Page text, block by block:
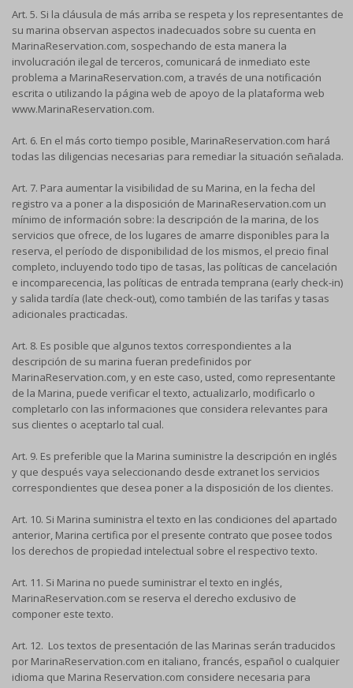
Art. 5. Si la cláusula de más arriba se respeta y los representantes de
su marina observan aspectos inadecuados sobre su cuenta en
MarinaReservation.com, sospechando de esta manera la
involucración ilegal de terceros, comunicará de inmediato este
problema a MarinaReservation.com, a través de una notificación
escrita o utilizando la página web de apoyo de la plataforma web
www.MarinaReservation.com.
Art. 6. En el más corto tiempo posible, MarinaReservation.com hará
todas las diligencias necesarias para remediar la situación señalada.
Art. 7. Para aumentar la visibilidad de su Marina, en la fecha del
registro va a poner a la disposición de MarinaReservation.com un
mínimo de información sobre: la descripción de la marina, de los
servicios que ofrece, de los lugares de amarre disponibles para la
reserva, el período de disponibilidad de los mismos, el precio final
completo, incluyendo todo tipo de tasas, las políticas de cancelación
e incomparecencia, las políticas de entrada temprana (early check-in)
y salida tardía (late check-out), como también de las tarifas y tasas
adicionales practicadas.
Art. 8. Es posible que algunos textos correspondientes a la
descripción de su marina fueran predefinidos por
MarinaReservation.com, y en este caso, usted, como representante
de la Marina, puede verificar el texto, actualizarlo, modificarlo o
completarlo con las informaciones que considera relevantes para
sus clientes o aceptarlo tal cual.
Art. 9. Es preferible que la Marina suministre la descripción en inglés
y que después vaya seleccionando desde extranet los servicios
correspondientes que desea poner a la disposición de los clientes.
Art. 10. Si Marina suministra el texto en las condiciones del apartado
anterior, Marina certifica por el presente contrato que posee todos
los derechos de propiedad intelectual sobre el respectivo texto.
Art. 11. Si Marina no puede suministrar el texto en inglés,
MarinaReservation.com se reserva el derecho exclusivo de
componer este texto.
Art. 12. Los textos de presentación de las Marinas serán traducidos
por MarinaReservation.com en italiano, francés, español o cualquier
idioma que Marina Reservation.com considere necesaria para